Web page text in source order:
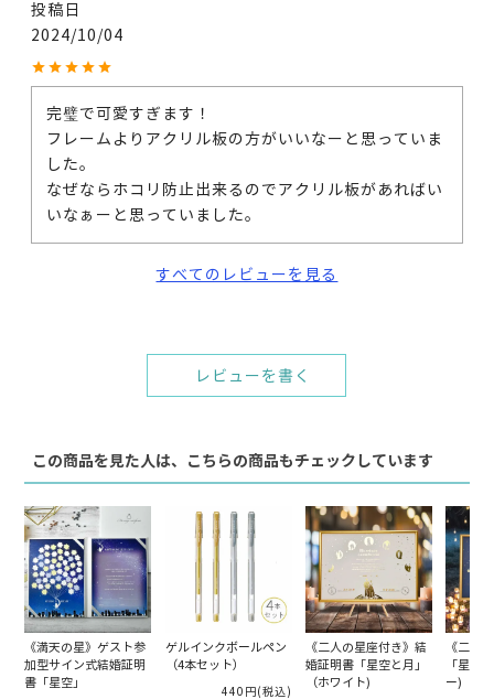
投稿日
2024/10/04
完璧で可愛すぎます！
フレームよりアクリル板の方がいいなーと思っていま
した。
なぜならホコリ防止出来るのでアクリル板があればい
すべてのレビューを見る
レビューを書く
この商品を見た人は、こちらの商品もチェックしています
《満天の星》ゲスト参
加型サイン式結婚証明
書「星空」
ゲルインクボールペン
（4本セット）
440円(税込)
《二人の星座付き》結
婚証明書「星空と月」
（ホワイト)
《二人
「星空
ー)